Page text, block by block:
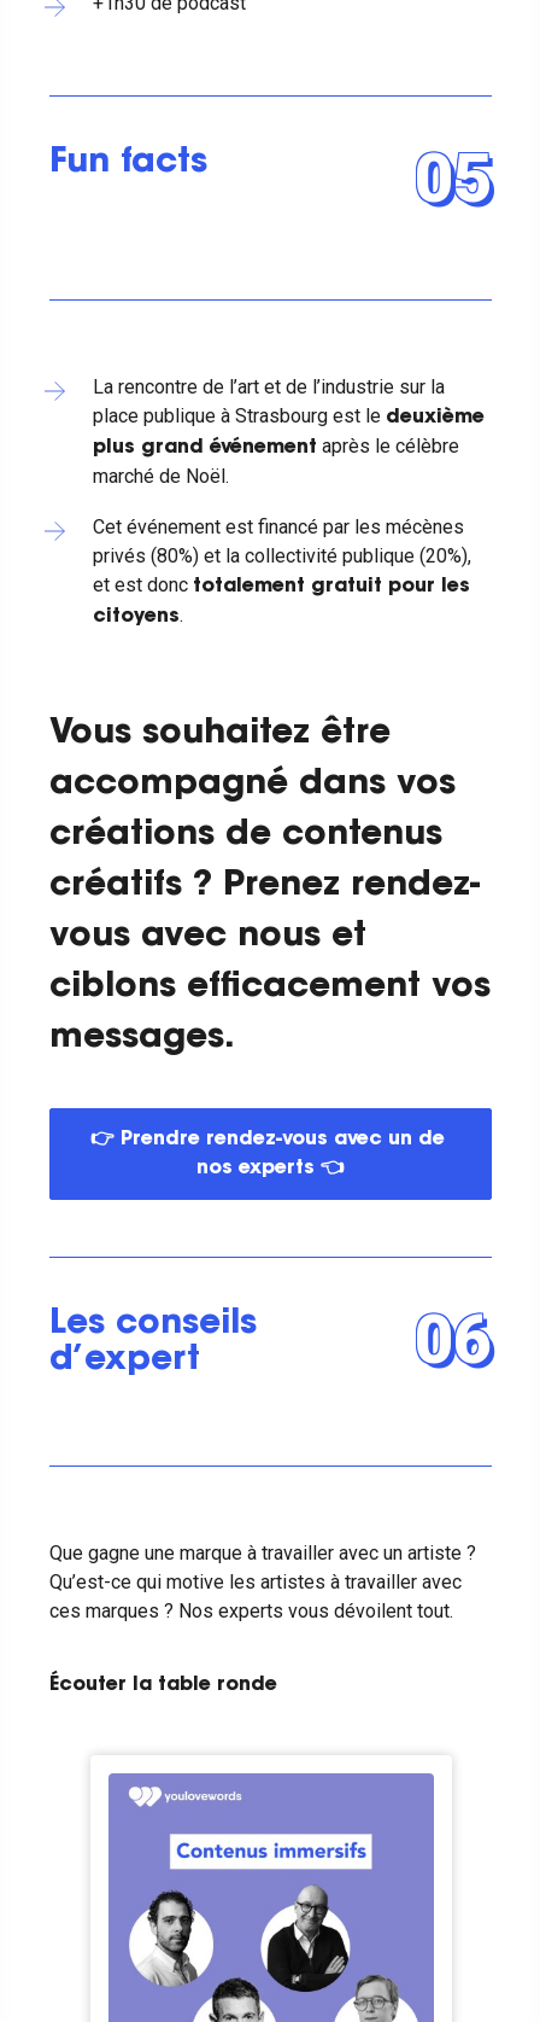
Fun facts 05
La rencontre de l’art et de l’industrie sur la
place publique à Strasbourg est le deuxième
plus grand événement après le célèbre
marché de Noël.
Cet événement est financé par les mécènes
privés (80%) et la collectivité publique (20%),
et est donc totalement gratuit pour les
citoyens.
Vous souhaitez être
accompagné dans vos
créations de contenus
créatifs ? Prenez rendez-
vous avec nous et
ciblons efficacement vos
messages.
👉 Prendre rendez-vous avec un de
nos experts 👈
Les conseils
d’expert
06
Que gagne une marque à travailler avec un artiste ?
Qu’est-ce qui motive les artistes à travailler avec
ces marques ? Nos experts vous dévoilent tout.
Écouter la table ronde